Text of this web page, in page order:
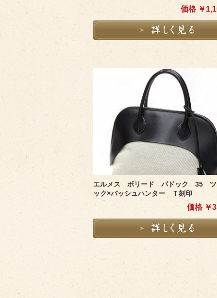
価格 ￥
エルメス ボリード パドック 35 ツ
ック×バッシュハンター Ｔ刻印
価格 ￥